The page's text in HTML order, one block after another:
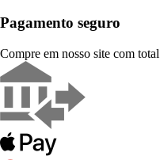
Pagamento seguro
Compre em nosso site com